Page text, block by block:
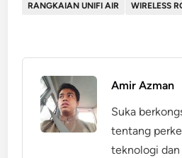
RANGKAIAN UNIFI AIR
WIRELESS
Amir Azman
Suka
tentang
teknologi